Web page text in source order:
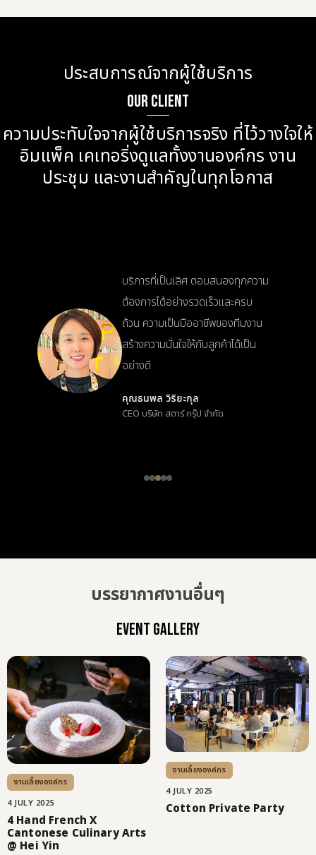
ประสบการณ์จากผู้ใช้บริการ
OUR CLIENT
ความประทับใจจากผู้ใช้บริการจริง ที่ไว้วางใจให้
อิมแพ็ค เคเทอริ่งดูแลทั้งงานองค์กร งาน
ประชุม และงานสำคัญในทุกโอกาส
ทีมงานมืออาชีพ ดูแลรายละเอียดทุก
ขั้นตอนอย่างพิถีพิถัน ทำให้งานของ
เราออกมาสมบูรณ์แบบเกินความ
คาดหมาย ประทับใจมากและจะกลับ
มาใช้บริการอีกแน่นอน
คุณสุภาวดี เมธาวิทย์
Managing Director บริษัท พรีเมียม
อีเวนต์ จำกัด
บรรยากาศงานอื่นๆ
EVENT GALLERY
งานเลี้ยงองค์กร
4 JULY 2025
4 Hand French X
Cantonese Culinary Arts
@ Hei Yin
งานเลี้ยงองค์กร
4 JULY 2025
Cotton Private Party